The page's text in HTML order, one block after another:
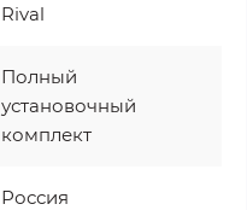
Rival
Полный
установочный
комплект
Россия